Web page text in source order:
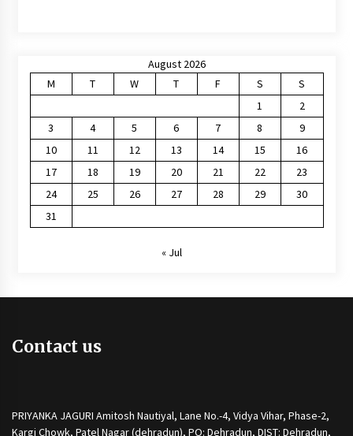
August 2026
M
T W T F S
S
1
2
3
4 5 6 7 8
9
10
11 12 13 14 15
16
17
18 19 20 21 22
23
24
25 26 27 28 29
30
31
« Jul
Contact us
PRIYANKA JAGURI Amitosh Nautiyal, Lane No.-4, Vidya Vihar, Phase-2,
Kargi Chowk, Patel Nagar (dehradun), PO: Dehradun, DIST: Dehradun,